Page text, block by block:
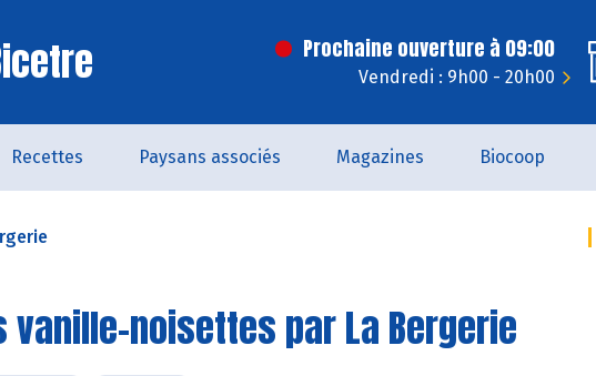
Prochaine ouverture à 09:00
Vendredi : 9h00 - 20h00
Recettes Paysans associés Magazines Biocoop
vanille-noisettes par La Bergerie